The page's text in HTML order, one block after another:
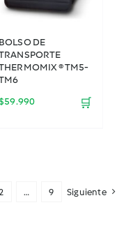
BOLSO DE
® TM5-
$59.990 🛒
… 9 Siguiente